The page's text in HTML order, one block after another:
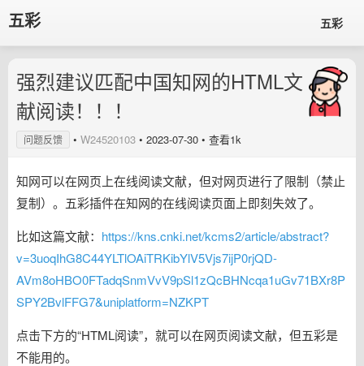
五彩 五彩
强烈建议匹配中国知网的HTML文
献阅读！！！
问题反馈 • W24520103 • 2023-07-30 • 查看1k
知网可以在网页上在线阅读文献，但对网页进行了限制（禁止
复制）。五彩插件在知网的在线阅读页面上即刻失效了。
比如这篇文献： https://kns.cnki.net/kcms2/article/abstract?
v=3uoqIhG8C44YLTlOAiTRKibYlV5Vjs7ijP0rjQD-
AVm8oHBO0FTadqSnmVvV9pSl1zQcBHNcqa1uGv71BXr8P
SPY2BvlFFG7&uniplatform=NZKPT
点击下方的“HTML阅读”，就可以在网页阅读文献，但五彩是
不能用的。